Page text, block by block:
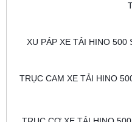
XU PÁP XE TẢI HINO 500
TRỤC CAM XE TẢI HINO